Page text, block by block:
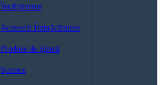
Încălțăminte
Accesorii Îmbrăcăminte
Produse de igienă
Scutece